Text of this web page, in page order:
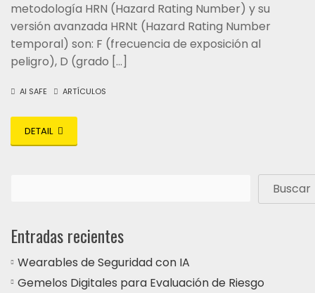
metodología HRN (Hazard Rating Number) y su
versión avanzada HRNt (Hazard Rating Number
temporal) son: F (frecuencia de exposición al
peligro), D (grado […]
AI SAFE ARTÍCULOS
DETAIL
Buscar
Entradas recientes
Wearables de Seguridad con IA
Gemelos Digitales para Evaluación de Riesgo